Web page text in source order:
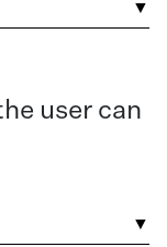
user can